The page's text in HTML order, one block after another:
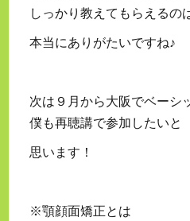
しっかり教えてもらえるの
本当にありがたいですね♪
次は９月から大阪でベーシ
僕も再聴講で参加したいと
思います！
※顎顔面矯正とは